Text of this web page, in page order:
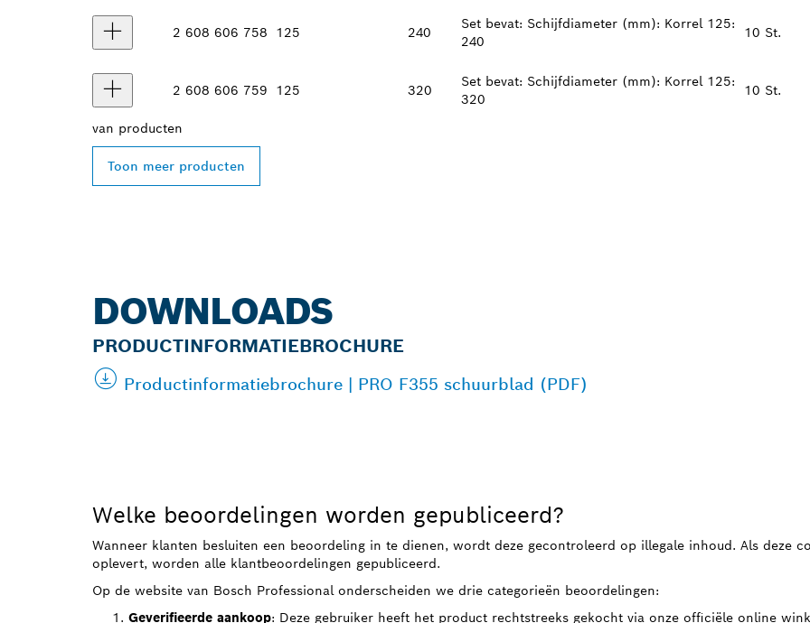
2 608 606 758 125 240
Set bevat: Schijfdiameter (mm): Korrel 125:
240
10 St.
2 608 606 759 125 320
Set bevat: Schijfdiameter (mm): Korrel 125:
320
10 St.
van producten
Toon meer producten
DOWNLOADS
PRODUCTINFORMATIEBROCHURE
Productinformatiebrochure | PRO F355 schuurblad (PDF)
Welke beoordelingen worden gepubliceerd?
Wanneer klanten besluiten een beoordeling in te dienen, wordt deze gecontroleerd op illegale inhoud. Als deze
oplevert, worden alle klantbeoordelingen gepubliceerd.
Op de website van Bosch Professional onderscheiden we drie categorieën beoordelingen:
Geverifieerde aankoop: Deze gebruiker heeft het product rechtstreeks gekocht via onze officiële online